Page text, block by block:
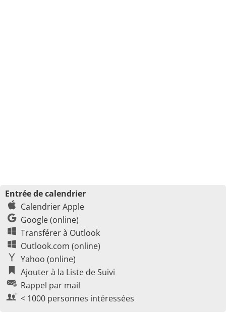
Entrée de calendrier
Calendrier Apple
Google (online)
Transférer à Outlook
Outlook.com (online)
Yahoo (online)
Ajouter à la Liste de Suivi
Rappel par mail
< 1000 personnes intéressées